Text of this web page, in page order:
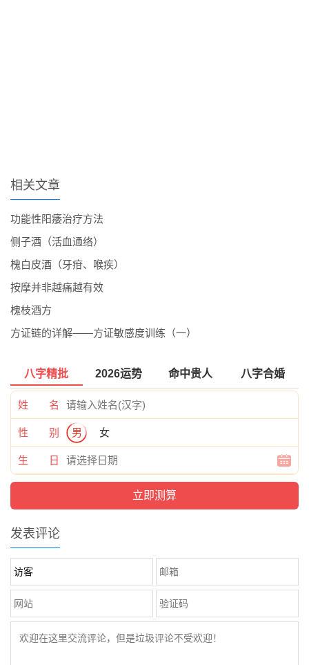
相关文章
功能性阳痿治疗方法
侧子酒（活血通络）
槐白皮酒（牙疳、喉疾）
按摩并非越痛越有效
槐枝酒方
方证链的详解——方证敏感度训练（一）
八字精批 2026运势 命中贵人 八字合婚
姓 名
性 别 男 女
生 日
发表评论